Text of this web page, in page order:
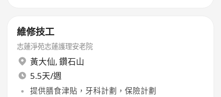
維修技工
志蓮淨苑志蓮護理安老院
黃大仙, 鑽石山
5.5天/週
提供膳食津貼，牙科計劃，保險計劃